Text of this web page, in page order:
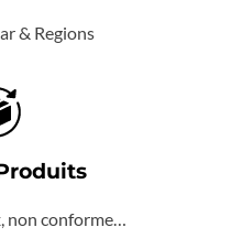
& Regions
non conforme…